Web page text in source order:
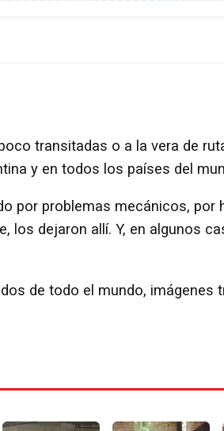
transitadas o a la vera de
y en todos los países del
por problemas mecánicos, por
los dejaron allí. Y, en algunos
de todo el mundo, imágenes